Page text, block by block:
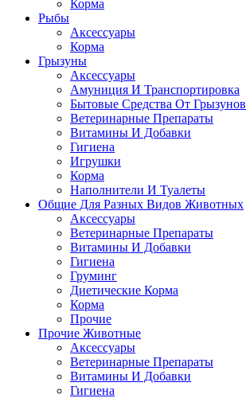
Корма
Рыбы
Аксессуары
Корма
Грызуны
Аксессуары
Амуниция И Транспортировка
Бытовые Средства От Грызунов
Ветеринарные Препараты
Витамины И Добавки
Гигиена
Игрушки
Корма
Наполнители И Туалеты
Общие Для Разных Видов Животных
Аксессуары
Ветеринарные Препараты
Витамины И Добавки
Гигиена
Груминг
Диетические Корма
Корма
Прочие
Прочие Животные
Аксессуары
Ветеринарные Препараты
Витамины И Добавки
Гигиена